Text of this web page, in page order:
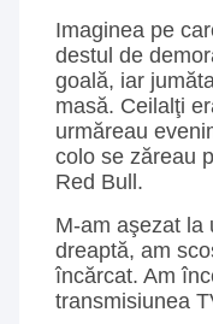
Imaginea pe
destul de
goală, iar
masă. Ceilalţi
urmăreau
colo se zăreau
Red Bull.
M-am aşezat la
dreaptă, am
încărcat. Am
transmisiunea